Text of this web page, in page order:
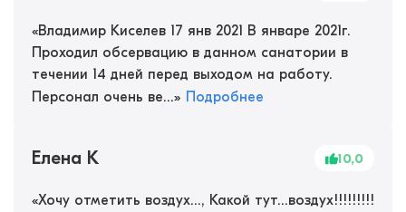
«Владимир Киселев 17 янв 2021 В январе 2021г.
Проходил обсервацию в данном санатории в
течении 14 дней перед выходом на работу.
Персонал очень ве...» Подробнее
Елена К 10,0
«Хочу отметить воздух..., Какой тут...воздух!!!!!!!!!